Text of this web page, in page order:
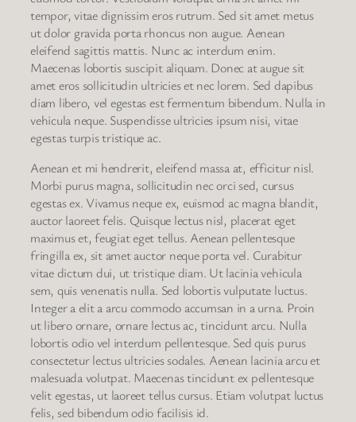
tempor, vitae dignissim eros rutrum. Sed sit amet metus
ut dolor gravida porta rhoncus non augue. Aenean
eleifend sagittis mattis. Nunc ac interdum enim.
Maecenas lobortis suscipit aliquam. Donec at augue sit
amet eros sollicitudin ultricies et nec lorem. Sed dapibus
diam libero, vel egestas est fermentum bibendum. Nulla in
vehicula neque. Suspendisse ultricies ipsum nisi, vitae
egestas turpis tristique ac.
Aenean et mi hendrerit, eleifend massa at, efficitur nisl.
Morbi purus magna, sollicitudin nec orci sed, cursus
egestas ex. Vivamus neque ex, euismod ac magna blandit,
auctor laoreet felis. Quisque lectus nisl, placerat eget
maximus et, feugiat eget tellus. Aenean pellentesque
fringilla ex, sit amet auctor neque porta vel. Curabitur
vitae dictum dui, ut tristique diam. Ut lacinia vehicula
sem, quis venenatis nulla. Sed lobortis vulputate luctus.
Integer a elit a arcu commodo accumsan in a urna. Proin
ut libero ornare, ornare lectus ac, tincidunt arcu. Nulla
lobortis odio vel interdum pellentesque. Sed quis purus
consectetur lectus ultricies sodales. Aenean lacinia arcu et
malesuada volutpat. Maecenas tincidunt ex pellentesque
velit egestas, ut laoreet tellus cursus. Etiam volutpat luctus
felis, sed bibendum odio facilisis id.